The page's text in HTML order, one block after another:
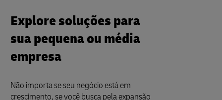
Explore soluções para
sua pequena ou média
empresa
Não importa se seu negócio está em
crescimento, se você busca pela expansão